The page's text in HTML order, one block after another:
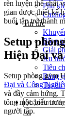
Phụ
Tin tức
Blog
Giải
Xu
Tiêu
Bảng
Tuyển
Tìm
kiếm:
rèn luyện thể chất
gian được thiết kế
buổi tập trở thành
Setup
Hiện Đại và
Setup phòng gym
Đại và Công
và đầy cảm hứng.
tông mộc biểu
người tập.